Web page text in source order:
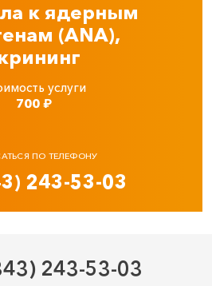
к ядерным
(ANA),
услуги
700₽
ПО ТЕЛЕФОНУ
243-53-03
243-53-03